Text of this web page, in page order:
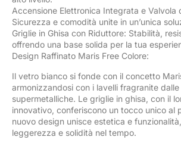
Accensione Elettronica Integrata e Valvola
Sicurezza e comodità unite in un’unica
Griglie in Ghisa con Riduttore: Stabilità,
offrendo una base solida per la tua
Design Raffinato Maris Free Colore:
Il vetro bianco si fonde con il concetto
armonizzandosi con i lavelli fragranite
supermetalliche. Le griglie in ghisa, con il
innovativo, conferiscono un tocco unico al
nuovo design unisce estetica e
leggerezza e solidità nel tempo.